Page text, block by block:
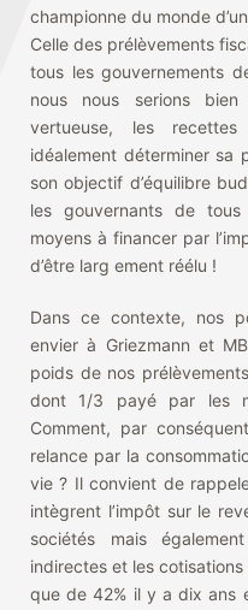
championne du monde
Celle des prélèvements
tous les gouvernements
nous nous serions
vertueuse, les
idéalement déterminer sa
son objectif d’équilibre
les gouvernants de
moyens à financer par
d’être larg ement réélu !
Dans ce contexte, nos
envier à Griezmann et
poids de nos
dont 1/3 payé par les
Comment, par
relance par la
vie ? Il convient de
intègrent l’impôt sur le
sociétés mais
indirectes et les
que de 42% il y a dix ans